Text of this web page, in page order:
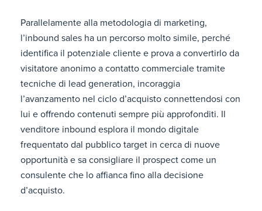
Parallelamente alla metodologia di marketing,
l’inbound sales ha un percorso molto simile, perché
identifica il potenziale cliente e prova a convertirlo da
visitatore anonimo a contatto commerciale tramite
tecniche di lead generation, incoraggia
l’avanzamento nel ciclo d’acquisto connettendosi con
lui e offrendo contenuti sempre più approfonditi. Il
venditore inbound esplora il mondo digitale
frequentato dal pubblico target in cerca di nuove
opportunità e sa consigliare il prospect come un
consulente che lo affianca fino alla decisione
d’acquisto.